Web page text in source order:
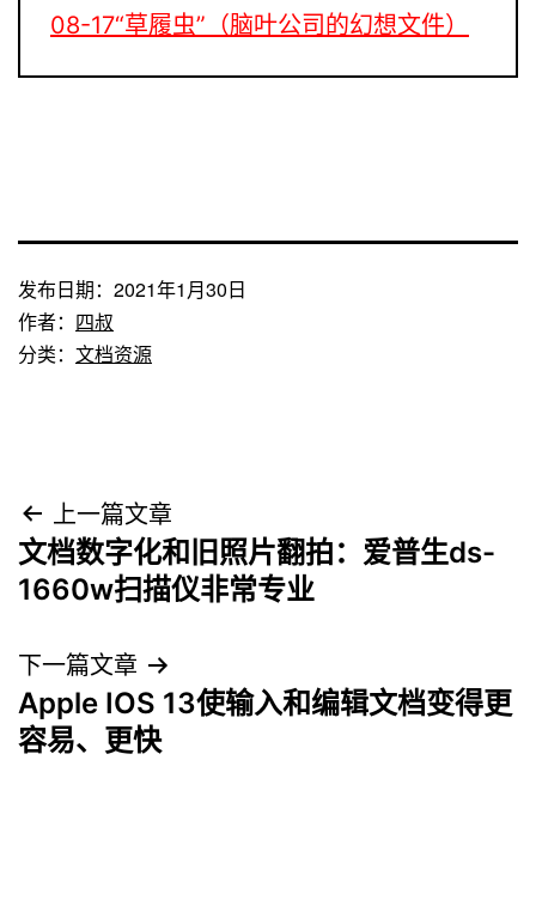
08-17“草履虫”（脑叶公司的幻想文件）
发布日期： 2021年1月30日
作者： 四叔
分类： 文档资源
文
章
航
上一篇文章
文档数字化和旧照片翻拍：爱普生ds-
1660w扫描仪非常专业
下一篇文章
Apple IOS 13使输入和编辑文档变得更
容易、更快